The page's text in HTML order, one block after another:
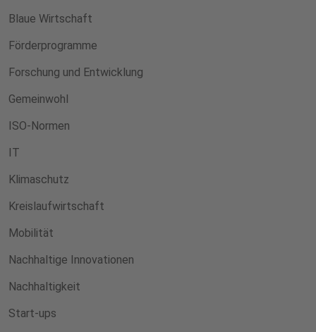
Blaue Wirtschaft
Förderprogramme
Forschung und Entwicklung
Gemeinwohl
ISO-Normen
IT
Klimaschutz
Kreislaufwirtschaft
Mobilität
Nachhaltige Innovationen
Nachhaltigkeit
Start-ups